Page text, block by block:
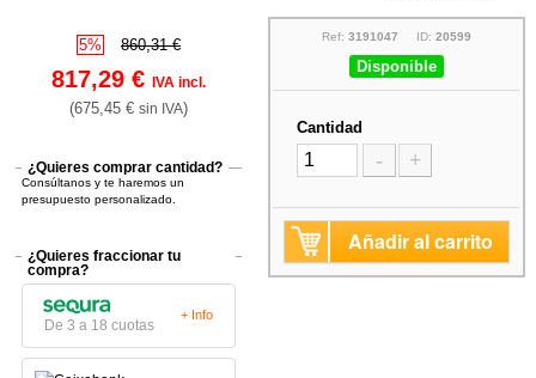
5% 860,31 €
817,29 €IVA incl.
(675,45 €sin IVA)
¿Quieres comprar cantidad?
Consúltanos y te haremos un
presupuesto personalizado.
¿Quieres fraccionar tu
compra?
De 3 a 18 cuotas
+ Info
Ref: 3191047 ID: 20599
Disponible
Cantidad
- +
Añadir al carrito